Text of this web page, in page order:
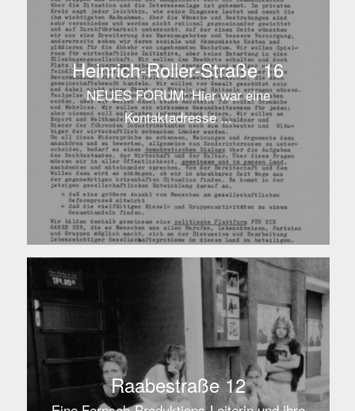
Heinrich-Roller-Straße 16
NEUES FORUM: Hier war eine
Kontaktadresse ...
Raabestraße 12